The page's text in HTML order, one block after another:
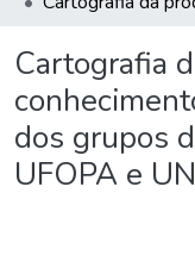
Cartografia
dos grupos
UFOPA e